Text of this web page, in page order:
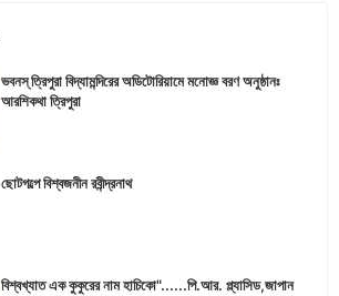
ভবনস্ ত্রিপুরা বিদ্যামন্দিরের অডিটোরিয়ামে মনোজ্ঞ বরণ অনুষ্ঠানঃ
আরশিকথা ত্রিপুরা
ছোটগল্পে বিশ্বজনীন রবীন্দ্রনাথ
বিশ্বখ্যাত এক কুকুরের নাম হাচিকো"......পি.আর. প্ল্যাসিড,জাপান